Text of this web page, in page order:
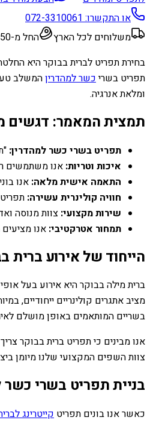
או התקשרו:072-3310061
משלוחים לכל הארץ
החל מ-50 ש״ח למנה
בחירת תפריט לברית בבוקר היא
תפריט בשריכשר למהדריןהמשלב
ומלאת אנרגיה.
תמצית המאמר: דגשים
תפריט בשרי כשר למהדרין:
איכות וטריות: אנו משתמשים
התאמה אישית מלאה: אנו
חוויה קולינרית עשירה:
שירות מקצועי: צוות מנוסה
תמחור אטרקטיבי: אנו מציעים מנות החל מ-50 ש"ח,
הייחוד של אירוע ברית
ברית מילה בבוקר היא אירוע בעל
מציב אתגרים קולינריים ייחודיים,
בשריים המותאמים באופן מושלם
אנו מבינים כי תפריט ברית בבוקר
צוות השפים המקצועי שלנו מיומן
בניית תפריט בשרי כשר
כאשר אנו בונים תפריט קייטרינג